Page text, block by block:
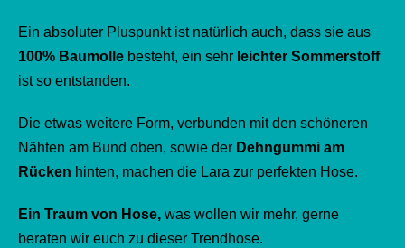
Ein absoluter Pluspunkt ist natürlich auch, dass sie aus
100% Baumolle besteht, ein sehr leichter Sommerstoff
ist so entstanden.
Die etwas weitere Form, verbunden mit den schöneren
Nähten am Bund oben, sowie der Dehngummi am
Rücken hinten, machen die Lara zur perfekten Hose.
Ein Traum von Hose, was wollen wir mehr, gerne
beraten wir euch zu dieser Trendhose.